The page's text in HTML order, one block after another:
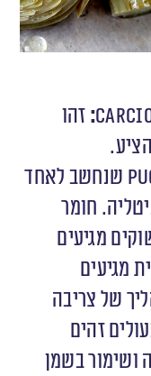
: זהו
שנחשב לאחד
חומר
מגיעים
מגיעים
של צריבה
זהים
ושימור בשמן